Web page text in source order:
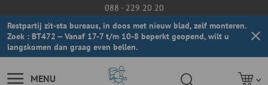
088 - 229 20 20
Restpartij zit-sta bureaus, in doos met nieuw blad, zelf monteren.
Zoek : BT472 -- Vanaf 17-7 t/m 10-8 beperkt geopend, wilt u
langskomen dan graag even bellen.
MENU